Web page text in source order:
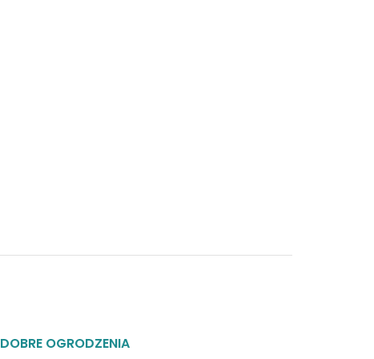
DOBRE OGRODZENIA